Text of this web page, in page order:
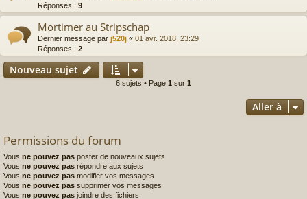
Réponses : 9
Mortimer au Stripschap
Dernier message par j520j « 01 avr. 2018, 23:29
Réponses : 2
Nouveau sujet
6 sujets • Page 1 sur 1
Aller à
Permissions du forum
Vous ne pouvez pas poster de nouveaux sujets
Vous ne pouvez pas répondre aux sujets
Vous ne pouvez pas modifier vos messages
Vous ne pouvez pas supprimer vos messages
Vous ne pouvez pas joindre des fichiers